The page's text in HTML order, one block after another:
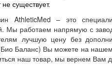
существует.
AthleticMed – это
Мы работаем напрямую с
лучшую цену без
Баланс) Вы можете на
наш товар, мы вернем Вам